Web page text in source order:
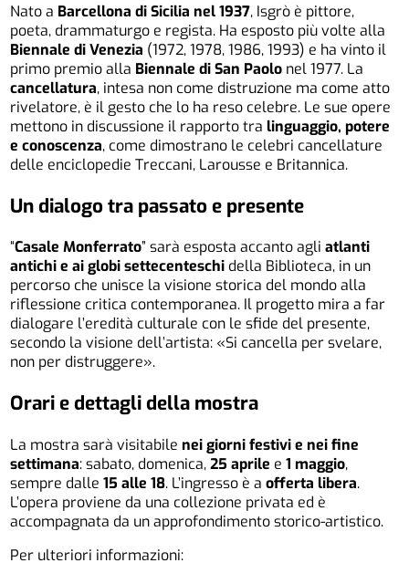
Nato a Barcellona di Sicilia nel 1937, Isgrò è pittore,
poeta, drammaturgo e regista. Ha esposto più volte alla
Biennale di Venezia (1972, 1978, 1986, 1993) e ha vinto il
primo premio alla Biennale di San Paolo nel 1977. La
cancellatura, intesa non come distruzione ma come atto
rivelatore, è il gesto che lo ha reso celebre. Le sue opere
mettono in discussione il rapporto tralinguaggio, potere
e conoscenza, come dimostrano le celebri cancellature
delle enciclopedie Treccani, Larousse e Britannica.
Un dialogo tra passato e presente
“Casale Monferrato” sarà esposta accanto agliatlanti
antichi e ai globi settecenteschi della Biblioteca, in un
percorso che unisce la visione storica del mondo alla
riflessione critica contemporanea. Il progetto mira a far
dialogare l’eredità culturale con le sfide del presente,
secondo la visione dell’artista: «Si cancella per svelare,
non per distruggere».
Orari e dettagli della mostra
La mostra sarà visitabilenei giorni festivi e nei fine
settimana: sabato, domenica,25 aprile e1 maggio,
sempre dalle15 alle 18. L’ingresso è aofferta libera.
L’opera proviene da una collezione privata ed è
accompagnata da un approfondimento storico-artistico.
Per ulteriori informazioni: